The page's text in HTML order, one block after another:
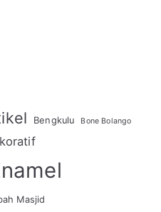
Bengkulu Bone Bolango
Masjid